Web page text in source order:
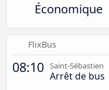
Économique
FlixBus
08:10 Saint-Sébastien
Arrêt de bus